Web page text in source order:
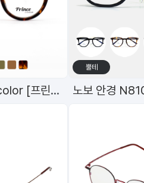
원형뿔테(48)6color [프린스]98597
뿔테